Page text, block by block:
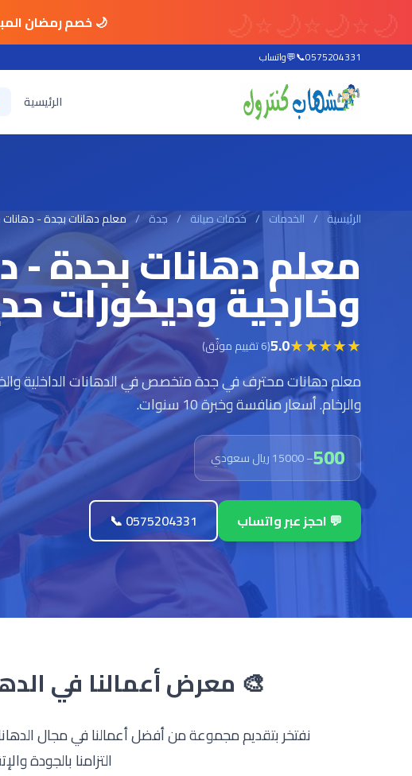
🌙 خصم رمضان
📞0575204331
💬واتساب
الرئيسية
الرئيسية / الخدمات / خدمات صيانة / جدة / معلم دهانات بجدة - دهانات
معلم دهانات بجدة -
وخارجية وديكورات
★
★
★
★
★
5.0(6 تقييم موثّق)
معلم دهانات محترف في جدة متخصص في الدهانات الداخلية
والرخام. أسعار منافسة وخبرة 10 سنوات.
500– 15000 ريال سعودي
💬 احجز عبر واتساب 📞 0575204331
🎨 معرض أعمالنا في
نفتخر بتقديم مجموعة من أفضل أعمالنا في مجال
التزامنا بالجودة